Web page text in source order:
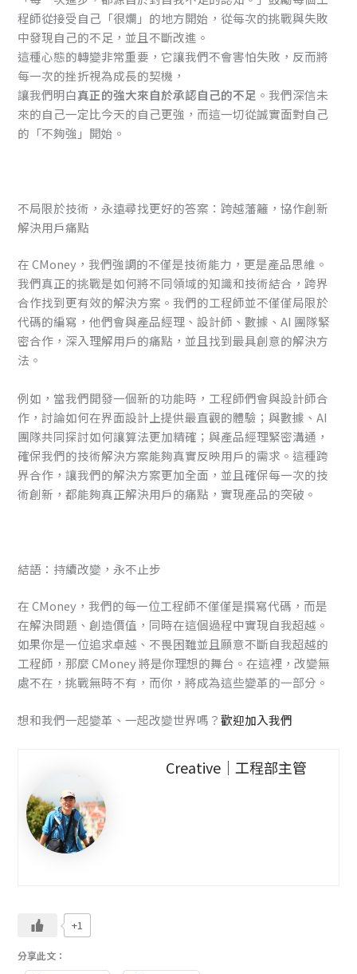
程師從接受自己「很爛」的地方開始，從每次的挑戰與失敗
中發現自己的不足，並且不斷改進。
這種心態的轉變非常重要，它讓我們不會害怕失敗，反而將
每一次的挫折視為成長的契機，
讓我們明白真正的強大來自於承認自己的不足 。我們深信未
來的自己一定比今天的自己更強，而這一切從誠實面對自己
的「不夠強」開始。
不局限於技術，永遠尋找更好的答案：跨越藩籬，協作創新
解決用戶痛點
在 CMoney，我們強調的不僅是技術能力，更是產品思維。
我們真正的挑戰是如何將不同領域的知識和技術結合，跨界
合作找到更有效的解決方案。我們的工程師並不僅僅局限於
代碼的編寫，他們會與產品經理、設計師、數據、AI 團隊緊
密合作，深入理解用戶的痛點，並且找到最具創意的解決方
法。
例如，當我們開發一個新的功能時，工程師們會與設計師合
作，討論如何在界面設計上提供最直觀的體驗；與數據、AI
團隊共同探討如何讓算法更加精確；與產品經理緊密溝通，
確保我們的技術解決方案能夠真實反映用戶的需求。這種跨
界合作，讓我們的解決方案更加全面，並且確保每一次的技
術創新，都能夠真正解決用戶的痛點，實現產品的突破。
結語：持續改變，永不止步
在 CMoney，我們的每一位工程師不僅僅是撰寫代碼，而是
在解決問題、創造價值，同時在這個過程中實現自我超越。
如果你是一位追求卓越、不畏困難並且願意不斷自我超越的
工程師，那麼 CMoney 將是你理想的舞台。在這裡，改變無
處不在，挑戰無時不有，而你，將成為這些變革的一部分。
想和我們一起變革、一起改變世界嗎？歡迎加入我們
Creative｜工程部主管
+1
分享此文：